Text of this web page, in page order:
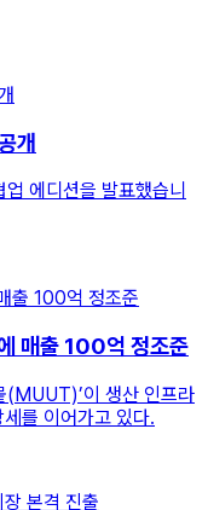
개
에디션을 발표했습니
매출 100억 정조준
(MUUT)’이 생산 인프라
를 이어가고 있다.